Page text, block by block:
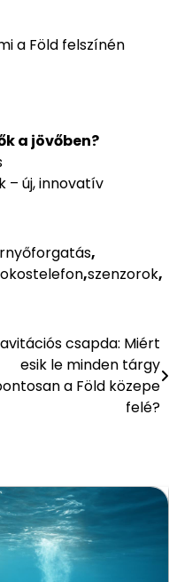
a Föld felszínén
a jövőben?
– új, innovatív
,
okostelefon,szenzorok,
csapda: Miért
esik le minden tárgy
a Föld közepe
felé?